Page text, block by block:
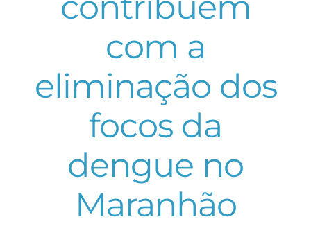
com a
eliminação dos
focos da
dengue no
Maranhão